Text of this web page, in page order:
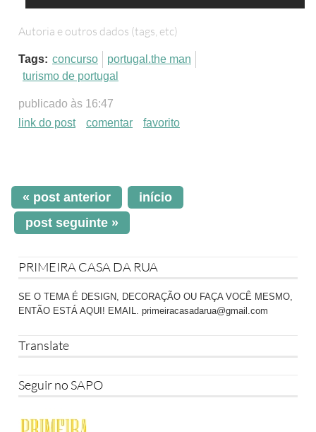
Autoria e outros dados (tags, etc)
Tags: concurso
portugal.the man
turismo de portugal
publicado às 16:47
link do post
comentar favorito
« post anterior
início
post seguinte »
PRIMEIRA CASA DA RUA
SE O TEMA É DESIGN, DECORAÇÃO OU FAÇA VOCÊ MESMO,
ENTÃO ESTÁ AQUI! EMAIL. primeiracasadarua@gmail.com
Translate
Seguir no SAPO